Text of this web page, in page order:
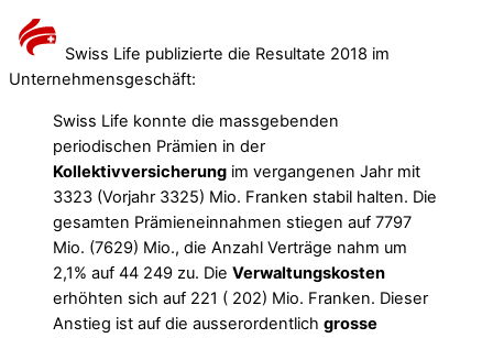
Swiss Life publizierte die Resultate 2018 im
Unternehmensgeschäft:
Swiss Life konnte die massgebenden
periodischen Prämien in der
Kollektivversicherung im vergangenen Jahr mit
3323 (Vorjahr 3325) Mio. Franken stabil halten. Die
gesamten Prämieneinnahmen stiegen auf 7797
Mio. (7629) Mio., die Anzahl Verträge nahm um
2,1% auf 44 249 zu. Die Verwaltungskosten
erhöhten sich auf 221 ( 202) Mio. Franken. Dieser
Anstieg ist auf die ausserordentlich grosse